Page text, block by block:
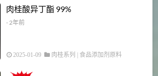
肉桂酸异丁酯 99%
- 2年前
2025-01-09 肉桂系列 食品添加剂原料